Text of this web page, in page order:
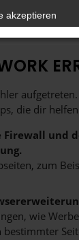
aufgetreten.
die dir
und
zum
wie
bestimmter
akzeptieren